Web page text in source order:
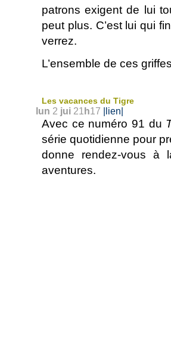
patrons exigent de lui
peut plus. C’est lui qui
verrez.
L’ensemble de ces
Les vacances du Tigre
lun 2 jui 21 h17 |lien|
Avec ce numéro 91 du
série quotidienne pour
donne rendez-vous à
aventures.